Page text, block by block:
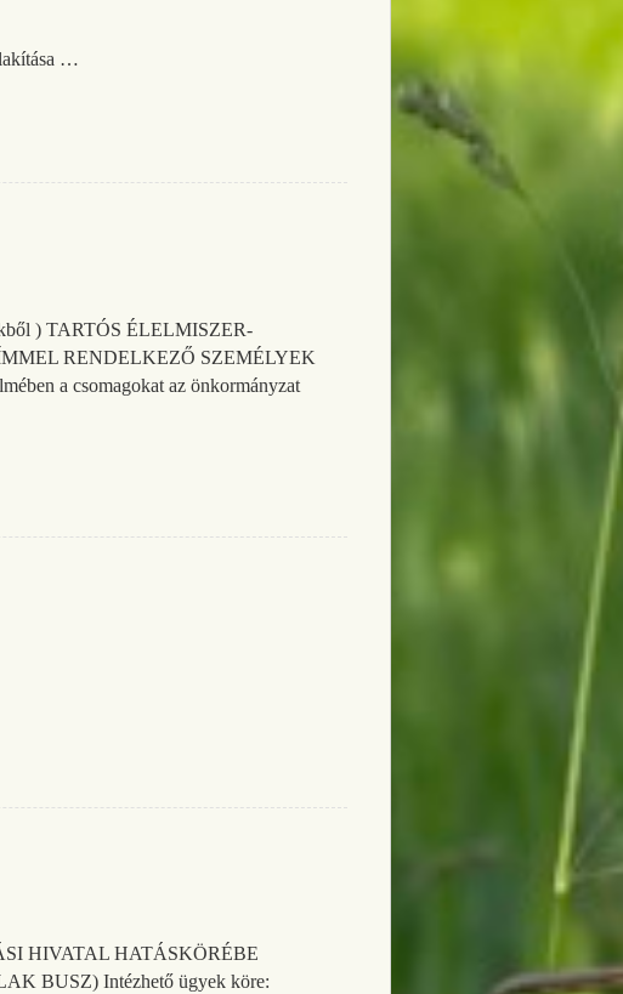
…
) TARTÓS ÉLELMISZER-
RENDELKEZŐ SZEMÉLYEK
a csomagokat az önkormányzat
HIVATAL HATÁSKÖRÉBE
BUSZ) Intézhető ügyek köre: